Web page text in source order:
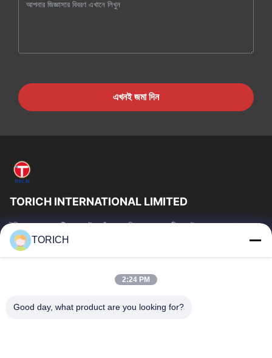
এখনই জমা দিন
TORICH INTERNATIONAL LIMITED
টরিচ গ্রুপ হল একটি ওয়ান-স্টপ কাঁচামাল পরিষেবা প্রদানকারী যার উৎপাদন, গবেষণা ও
উন্নয়ন, ট্রেডিং, গুদামজাতকরণ এবং কাস্টমাইজড প্রক্রিয়াকরণে 30...
গুরুত্বপূর্ণ সংযোগ
পণ্য
কারখানা ভ্রমণ
মান নিয়ন্ত্রণ
TORICH
2:24 PM
Good day, what product are you looking for?